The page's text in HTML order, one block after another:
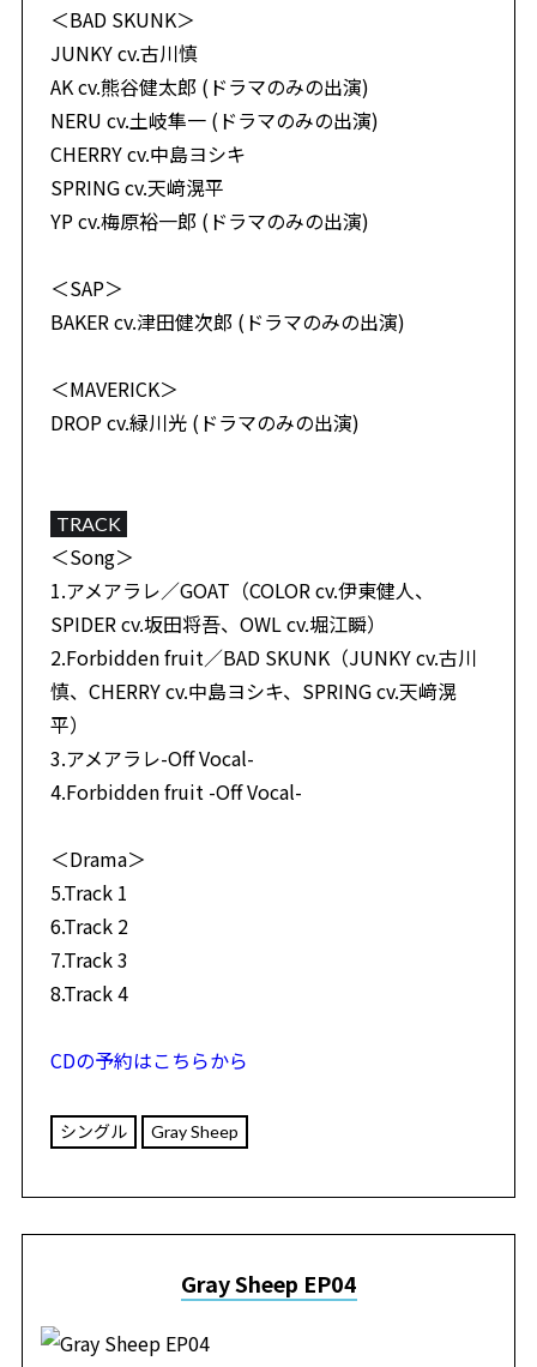
＜BAD SKUNK＞
JUNKY cv.古川慎
AK cv.熊谷健太郎 (ドラマのみの出演)
NERU cv.土岐隼一 (ドラマのみの出演)
CHERRY cv.中島ヨシキ
SPRING cv.天﨑滉平
YP cv.梅原裕一郎 (ドラマのみの出演)
＜SAP＞
BAKER cv.津田健次郎 (ドラマのみの出演)
＜MAVERICK＞
DROP cv.緑川光 (ドラマのみの出演)
TRACK
＜Song＞
1.アメアラレ／GOAT（COLOR cv.伊東健人、
SPIDER cv.坂田将吾、OWL cv.堀江瞬）
2.Forbidden fruit／BAD SKUNK（JUNKY cv.古川
慎、CHERRY cv.中島ヨシキ、SPRING cv.天﨑滉
平）
3.アメアラレ-Off Vocal-
4.Forbidden fruit -Off Vocal-
＜Drama＞
5.Track 1
6.Track 2
7.Track 3
8.Track 4
CDの予約はこちらから
シングル Gray Sheep
Gray Sheep EP04